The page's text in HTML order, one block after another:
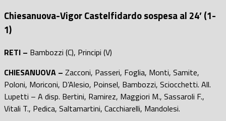
Chiesanuova-Vigor Castelfidardo sospesa al 24’ (1-
1)
RETI – Bambozzi (C), Principi (V)
CHIESANUOVA – Zacconi, Passeri, Foglia, Monti, Samite,
Poloni, Moriconi, D’Alesio, Poinsel, Bambozzi, Sciocchetti. All.
Lupetti – A disp. Bertini, Ramirez, Maggiori M., Sassaroli F.,
Vitali T., Pedica, Saltamartini, Cacchiarelli, Mandolesi.